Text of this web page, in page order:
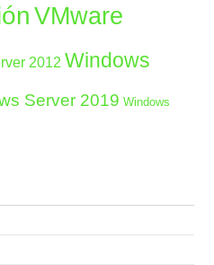
VMware
2012 Windows
Server 2019 Windows